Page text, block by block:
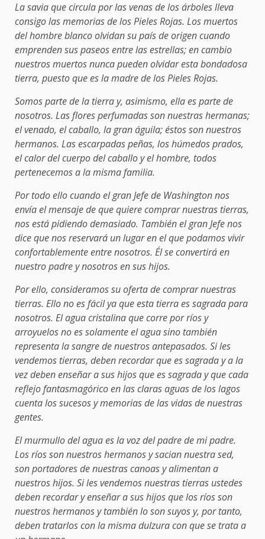
La savia que circula por las venas de los árboles lleva
consigo las memorias de los Pieles Rojas. Los muertos
del hombre blanco olvidan su país de origen cuando
emprenden sus paseos entre las estrellas; en cambio
nuestros muertos nunca pueden olvidar esta bondadosa
tierra, puesto que es la madre de los Pieles Rojas.
Somos parte de la tierra y, asimismo, ella es parte de
nosotros. Las flores perfumadas son nuestras hermanas;
el venado, el caballo, la gran águila; éstos son nuestros
hermanos. Las escarpadas peñas, los húmedos prados,
el calor del cuerpo del caballo y el hombre, todos
pertenecemos a la misma familia.
Por todo ello cuando el gran Jefe de Washington nos
envía el mensaje de que quiere comprar nuestras tierras,
nos está pidiendo demasiado. También el gran Jefe nos
dice que nos reservará un lugar en el que podamos vivir
confortablemente entre nosotros. Él se convertirá en
nuestro padre y nosotros en sus hijos.
Por ello, consideramos su oferta de comprar nuestras
tierras. Ello no es fácil ya que esta tierra es sagrada para
nosotros. El agua cristalina que corre por ríos y
arroyuelos no es solamente el agua sino también
representa la sangre de nuestros antepasados. Si les
vendemos tierras, deben recordar que es sagrada y a la
vez deben enseñar a sus hijos que es sagrada y que cada
reflejo fantasmagórico en las claras aguas de los lagos
cuenta los sucesos y memorias de las vidas de nuestras
gentes.
El murmullo del agua es la voz del padre de mi padre.
Los ríos son nuestros hermanos y sacian nuestra sed,
son portadores de nuestras canoas y alimentan a
nuestros hijos. Si les vendemos nuestras tierras ustedes
deben recordar y enseñar a sus hijos que los ríos son
nuestros hermanos y también lo son suyos y, por tanto,
deben tratarlos con la misma dulzura con que se trata a